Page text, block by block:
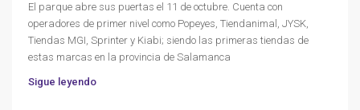
El parque abre sus puertas el 11 de octubre. Cuenta con
operadores de primer nivel como Popeyes, Tiendanimal, JYSK,
Tiendas MGI, Sprinter y Kiabi; siendo las primeras tiendas de
estas marcas en la provincia de Salamanca
Sigue leyendo